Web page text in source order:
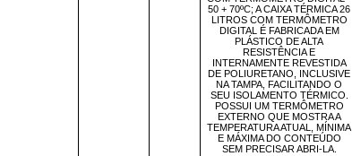
50 + 70ºC; A CAIXA TÉRMICA 26
LITROS COM TERMÔMETRO
DIGITAL É FABRICADA EM
PLÁSTICO DE ALTA
RESISTÊNCIA E
INTERNAMENTE REVESTIDA
DE POLIURETANO, INCLUSIVE
NA TAMPA, FACILITANDO O
SEU ISOLAMENTO TÉRMICO.
POSSUI UM TERMÔMETRO
EXTERNO QUE MOSTRA A
TEMPERATURA ATUAL, MÍNIMA
E MÁXIMA DO CONTEÚDO
SEM PRECISAR ABRI-LA.